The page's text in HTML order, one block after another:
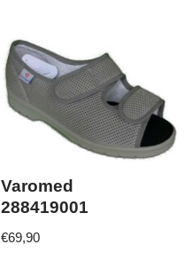
Varomed
288419001
€69,90